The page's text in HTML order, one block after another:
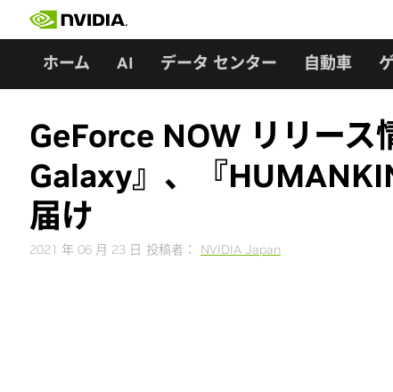
ホーム AI データ センター 自動車
GeForce NOW リリー
Galaxy』、『
届け
2021 年 06 月 23 日 投稿者： NVIDIA Japan